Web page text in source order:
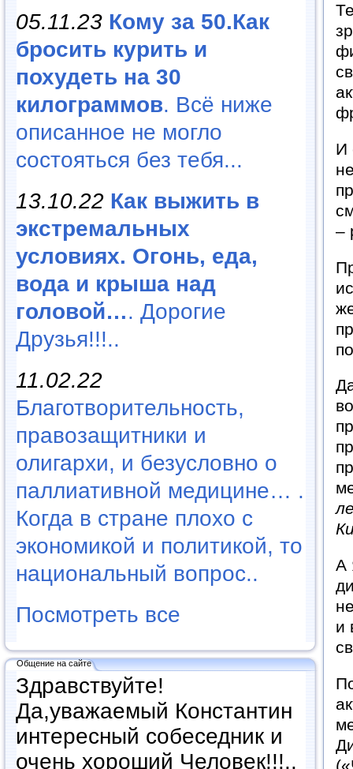
05.11.23 Кому за 50.Как
бросить курить и
похудеть на 30
килограммов. Всё ниже
описанное не могло
состояться без тебя...
13.10.22 Как выжить в
экстремальных
условиях. Огонь, еда,
вода и крыша над
головой…. Дорогие
Друзья!!!..
11.02.22
Благотворительность,
правозащитники и
олигархи, и безусловно о
паллиативной медицине… .
Когда в стране плохо с
экономикой и политикой, то
национальный вопрос..
Посмотреть все
Общение на сайте
Здравствуйте!
Да,уважаемый Константин
интересный собеседник и
очень хороший Человек!!!..
И
–
А
и